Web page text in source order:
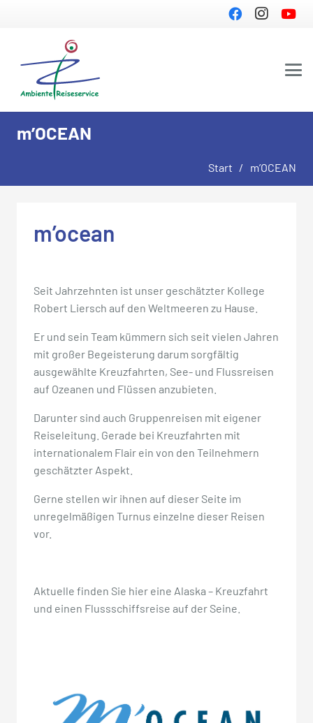
m’OCEAN
Start / m’OCEAN
m’ocean
Seit Jahrzehnten ist unser geschätzter Kollege
Robert Liersch auf den Weltmeeren zu Hause.
Er und sein Team kümmern sich seit vielen Jahren
mit großer Begeisterung darum sorgfältig
ausgewählte Kreuzfahrten, See- und Flussreisen
auf Ozeanen und Flüssen anzubieten.
Darunter sind auch Gruppenreisen mit eigener
Reiseleitung. Gerade bei Kreuzfahrten mit
internationalem Flair ein von den Teilnehmern
geschätzter Aspekt.
Gerne stellen wir ihnen auf dieser Seite im
unregelmäßigen Turnus einzelne dieser Reisen
vor.
Aktuelle finden Sie hier eine Alaska – Kreuzfahrt
und einen Flussschiffsreise auf der Seine.